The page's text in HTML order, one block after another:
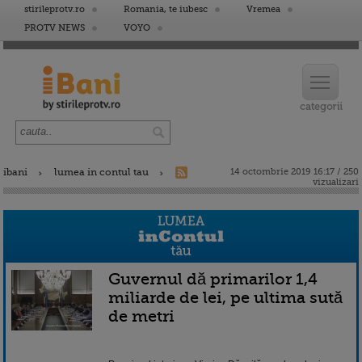
stirileprotv.ro Romania, te iubesc
Vremea
PROTV NEWS
VOYO
ibani lumea in contul tau
14 octombrie 2019 16:17 / 250
vizualizari
Guvernul dă primarilor 1,4
miliarde de lei, pe ultima sută
de metri